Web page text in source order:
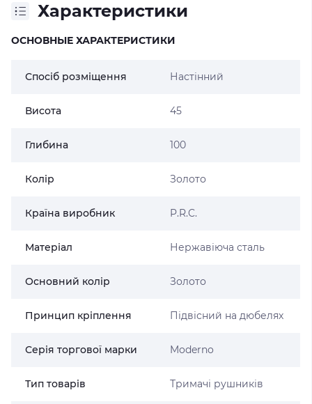
Характеристики
ОСНОВНЫЕ ХАРАКТЕРИСТИКИ
Спосіб розміщення Настінний
Висота 45
Глибина 100
Колір Золото
Країна виробник P.R.C.
Матеріал Нержавіюча сталь
Основний колір Золото
Принцип кріплення Підвісний на дюбелях
Серія торгової марки Moderno
Тип товарів Тримачі рушників